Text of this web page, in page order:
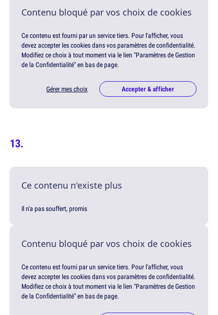
Contenu bloqué par vos choix de cookies
Ce contenu est fourni par un service tiers. Pour l'afficher, vous
devez accepter les cookies dans vos paramètres de confidentialité.
Modifiez ce choix à tout moment via le lien "Paramètres de Gestion
de la Confidentialité" en bas de page.
Gérer mes choix Accepter & afficher
Ce contenu n'existe plus
Il n'a pas souffert, promis
Contenu bloqué par vos choix de cookies
Ce contenu est fourni par un service tiers. Pour l'afficher, vous
devez accepter les cookies dans vos paramètres de confidentialité.
Modifiez ce choix à tout moment via le lien "Paramètres de Gestion
de la Confidentialité" en bas de page.